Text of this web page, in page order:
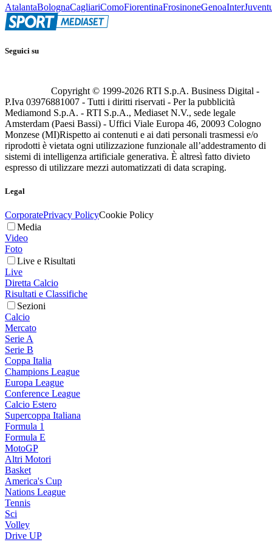
AtalantaBolognaCagliariComoFiorentinaFrosinoneGenoaInter
Seguici su
Copyright © 1999-2026 RTI S.p.A. Business Digital -
P.Iva 03976881007 - Tutti i diritti riservati - Per la pubblicità
Mediamond S.p.A. - RTI S.p.A., Mediaset N.V., sede legale
Amsterdam (Paesi Bassi) - Uffici Viale Europa 46, 20093 Cologno
Monzese (MI)Rispetto ai contenuti e ai dati personali trasmessi e/o
riprodotti è vietata ogni utilizzazione funzionale all’addestramento di
sistemi di intelligenza artificiale generativa. È altresì fatto divieto
espresso di utilizzare mezzi automatizzati di data scraping.
Legal
CorporatePrivacy PolicyCookie Policy
Media
Video
Foto
Live e Risultati
Live
Diretta Calcio
Risultati e Classifiche
Sezioni
Calcio
Mercato
Serie A
Serie B
Coppa Italia
Champions League
Europa League
Conference League
Calcio Estero
Supercoppa Italiana
Formula 1
Formula E
MotoGP
Altri Motori
Basket
America's Cup
Nations League
Tennis
Sci
Volley
Drive UP